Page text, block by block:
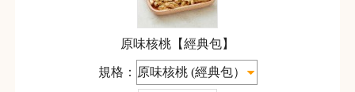
原味核桃【經典包】
規格：